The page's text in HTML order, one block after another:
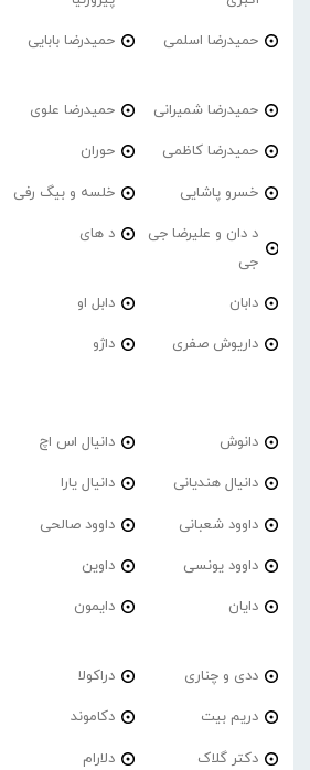
حمیدرضا اسلمی حمیدرضا بابایی
حمیدرضا شمیرانی حمیدرضا علوی
حمیدرضا کاظمی حوران
خسرو پاشایی خلسه و بیگ رفی
د دان و علیرضا جی
جی
د های
دابان دابل او
داریوش صفری داژو
دانوش دانیال اس اچ
دانیال هندیانی دانیال یارا
داوود شعبانی داوود صالحی
داوود یونسی داوین
دایان دایمون
ددی و چناری دراکولا
دریم بیت دکاموند
دکتر گلاک دلارام